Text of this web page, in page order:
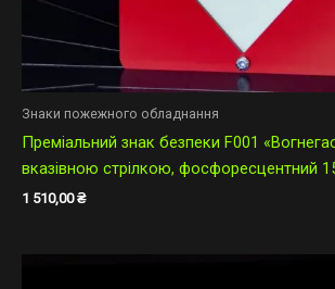
Знаки пожежного обладнання
Преміальний знак безпеки F001
вказівною стрілкою, фосфоресцентний
1 510,00₴